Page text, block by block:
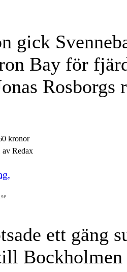
gick
Bay för
kronor
av Redax
ett gäng